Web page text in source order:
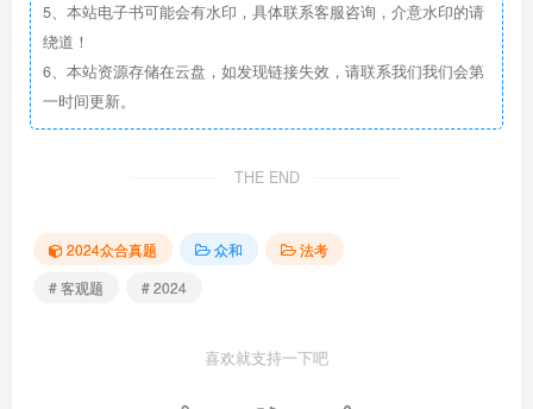
5、本站电子书可能会有水印，具体联系客服咨询，介意水印的请
绕道！
6、本站资源存储在云盘，如发现链接失效，请联系我们我们会第
一时间更新。
THE END
2024众合真题 众和
法考
# 客观题
# 2024
喜欢就支持一下吧